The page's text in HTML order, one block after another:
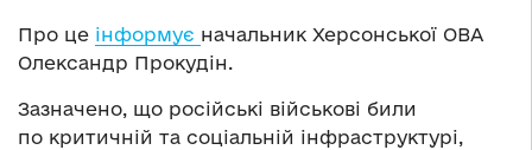
Про це інформує начальник Херсонської ОВА
Олександр Прокудін.
Зазначено, що російські військові били
по критичній та соціальній інфраструктурі,